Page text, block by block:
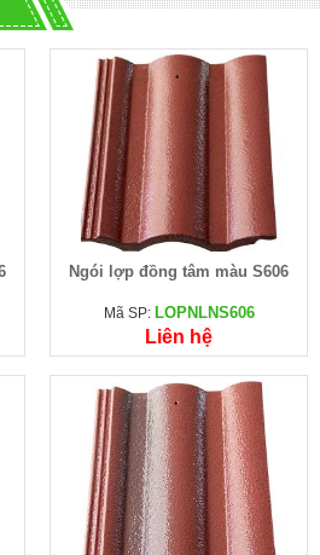
Ngói lợp đồng tâm màu S606
Mã SP: LOPNLNS606
Liên hệ